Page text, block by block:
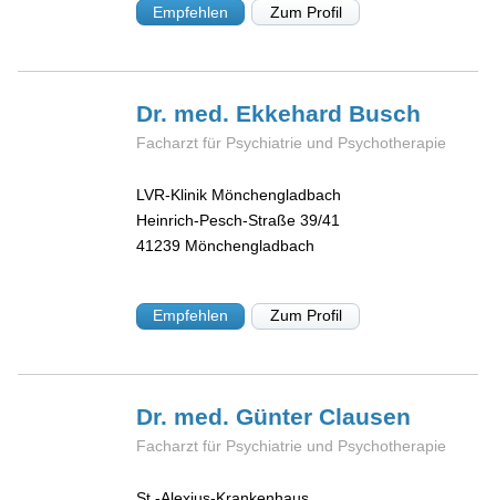
Empfehlen Zum Profil
Dr. med. Ekkehard Busch
Facharzt für Psychiatrie und Psychotherapie
LVR-Klinik Mönchengladbach
Heinrich-Pesch-Straße 39/41
41239 Mönchengladbach
Empfehlen Zum Profil
Dr. med. GünterClausen
Facharzt für Psychiatrie und Psychotherapie